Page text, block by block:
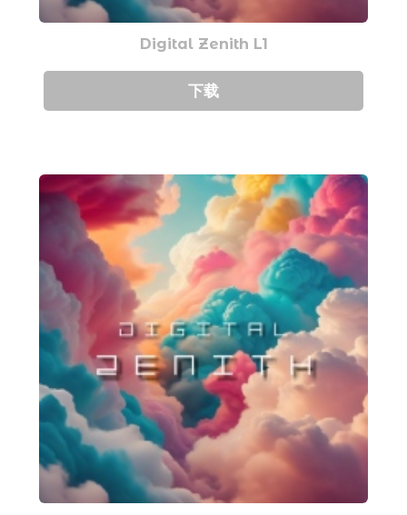
Digital Zenith L1
下载